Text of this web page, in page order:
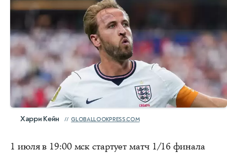
Харри Кейн GLOBALLOOKPRESS.COM
1 июля в 19:00 мск стартует матч 1/16 финала